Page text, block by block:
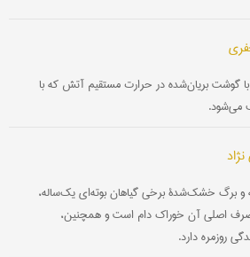
گوشت بریان‌شده در حرارت مستقیم آتش که با
می‌شود.
و برگ خشک‌شدۀ برخی گیاهان بوته‌ای یک‌ساله،
اصلی آن خوراک دام است و همچنین،
روزمره دارد.